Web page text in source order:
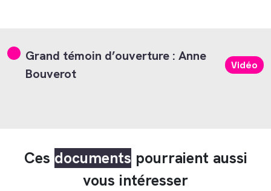
Grand témoin d’ouverture : Anne
Bouverot
Vidéo
Ces documents pourraient aussi
vous intéresser